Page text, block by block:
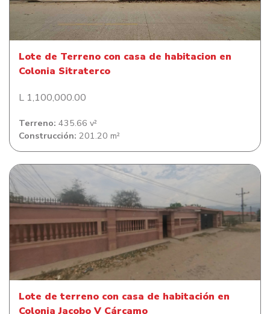
Sitraterco
Lote de Terreno con casa de habitacion en
Colonia Sitraterco
L 1,100,000.00
Terreno: 435.66 v²
Construcción: 201.20 m²
Lote de terreno con casa de habitación en Colonia
Jacobo V Cárcamo
Lote de terreno con casa de habitación en
Colonia Jacobo V Cárcamo